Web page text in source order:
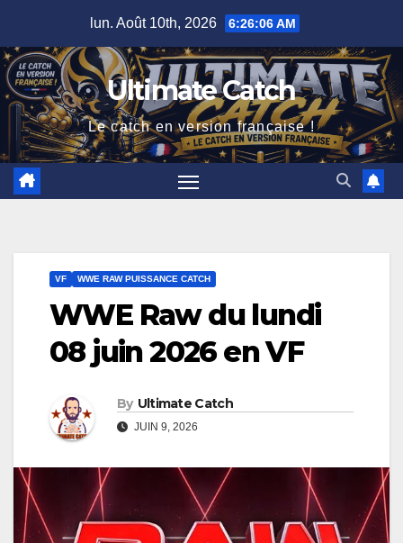
content
lun. Août 10th, 2026 6:26:07 AM
Ultimate Catch
Le catch en version française !
VF WWE RAW PUISSANCE CATCH
WWE Raw du lundi
08 juin 2026 en VF
By Ultimate Catch
JUIN 9, 2026